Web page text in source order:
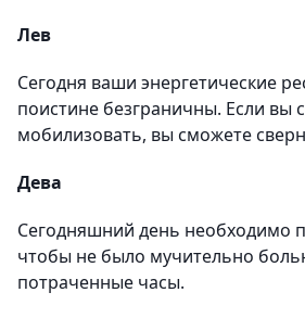
Лев
Сегодня ваши энергетические
поистине безграничны. Если вы
мобилизовать, вы сможете
Дева
Сегодняшний день необходимо
чтобы не было мучительно
потраченные часы.